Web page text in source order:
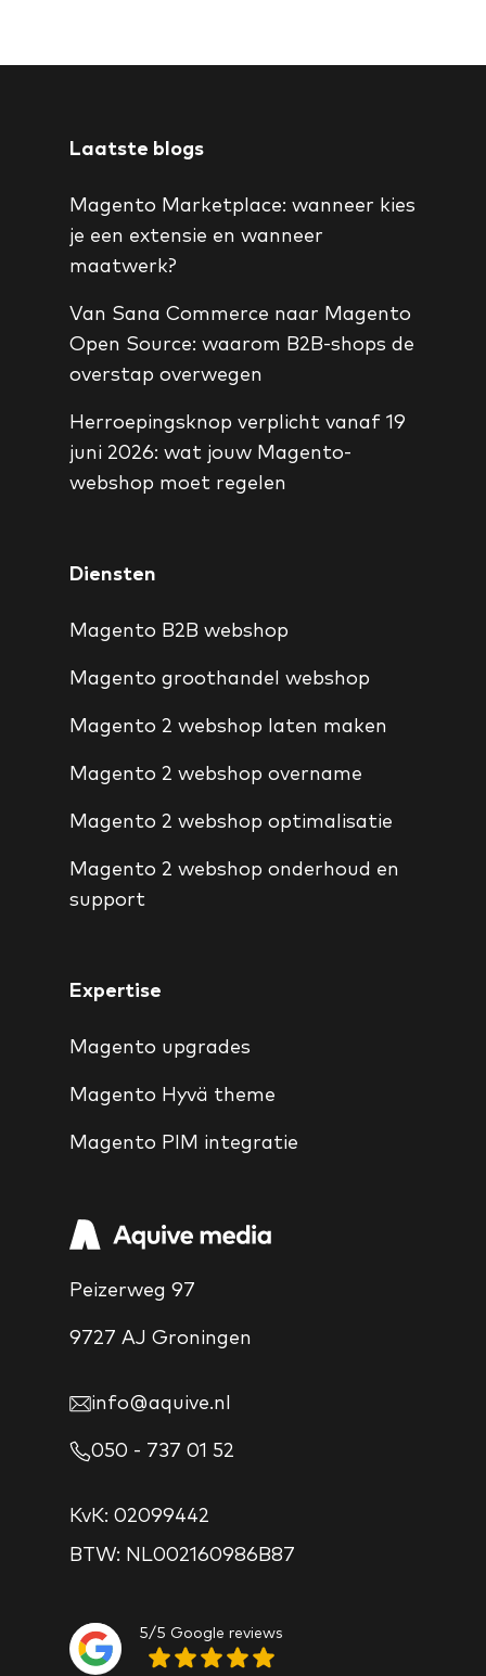
Laatste blogs
Magento Marketplace: wanneer kies
je een extensie en wanneer
maatwerk?
Van Sana Commerce naar Magento
Open Source: waarom B2B-shops de
overstap overwegen
Herroepingsknop verplicht vanaf 19
juni 2026: wat jouw Magento-
webshop moet regelen
Diensten
Magento B2B webshop
Magento groothandel webshop
Magento 2 webshop laten maken
Magento 2 webshop overname
Magento 2 webshop optimalisatie
Magento 2 webshop onderhoud en
support
Expertise
Magento upgrades
Magento Hyvä theme
Magento PIM integratie
Peizerweg 97
9727 AJ Groningen
info@aquive.nl
050 - 737 01 52
KvK: 02099442
BTW: NL002160986B87
5/5 Google reviews